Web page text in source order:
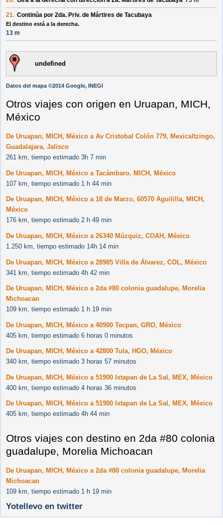
21. Continúa por 2da. Priv. de Mártires de Tacubaya
El destino está a la derecha.
13 m
undefined
Datos del mapa ©2014 Google, INEGI
Otros viajes con origen en Uruapan, MICH,
México
De Uruapan, MICH, México a Av Cristobal Colón 779, Mexicaltzingo,
Guadalajara, Jalisco
261 km, tiempo estimado 3h 7 min
De Uruapan, MICH, México a Tacámbaro, MICH, México
107 km, tiempo estimado 1 h 44 min
De Uruapan, MICH, México a 18 de Marzo, 60570 Aguililla, MICH,
México
176 km, tiempo estimado 2 h 49 min
De Uruapan, MICH, México a 26340 Múzquiz, COAH, México
1.250 km, tiempo estimado 14h 14 min
De Uruapan, MICH, México a 28985 Villa de Álvarez, COL, México
341 km, tiempo estimado 4h 42 min
De Uruapan, MICH, México a 2da #80 colonia guadalupe, Morelia
Michoacan
109 km, tiempo estimado 1 h 19 min
De Uruapan, MICH, México a 40900 Tecpan, GRO, México
405 km, tiempo estimado 6 horas 0 minutos
De Uruapan, MICH, México a 42800 Tula, HGO, México
340 km, tiempo estimado 3 horas 57 minutos
De Uruapan, MICH, México a 51900 Ixtapan de La Sal, MEX, México
400 km, tiempo estimado 4 horas 36 minutos
De Uruapan, MICH, México a 51900 Ixtapan de La Sal, MEX, México
405 km, tiempo estimado 4h 44 min
Otros viajes con destino en 2da #80 colonia
guadalupe, Morelia Michoacan
De Uruapan, MICH, México a 2da #80 colonia guadalupe, Morelia
Michoacan
109 km, tiempo estimado 1 h 19 min
Yotellevo en twitter